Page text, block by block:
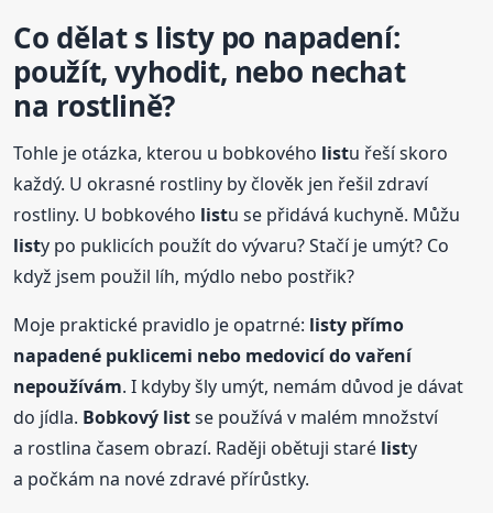
Co dělat s listy po napadení:
použít, vyhodit, nebo nechat
na rostlině?
Tohle je otázka, kterou u bobkového listu řeší skoro
každý. U okrasné rostliny by člověk jen řešil zdraví
rostliny. U bobkového listu se přidává kuchyně. Můžu
listy po puklicích použít do vývaru? Stačí je umýt? Co
když jsem použil líh, mýdlo nebo postřik?
Moje praktické pravidlo je opatrné: listy přímo
napadené puklicemi nebo medovicí do vaření
nepoužívám. I kdyby šly umýt, nemám důvod je dávat
do jídla. Bobkový listse používá v malém množství
a rostlina časem obrazí. Raději obětuji staré listy
a počkám na nové zdravé přírůstky.